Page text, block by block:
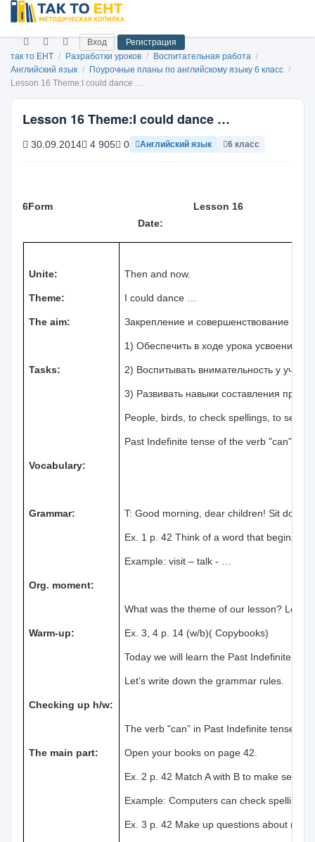
Вход
Регистрация
так то ЕНТ / Разработки уроков / Воспитательная работа /
Английский язык / Поурочные планы по английскому языку 6 класс /
Lesson 16 Theme:I could dance …
Lesson 16 Theme:I could dance …
30.09.2014 4 905 0 Английский язык 6 класс
6Form Lesson 16
Date:
Unite:
Theme:
The aim:
Tasks:
Vocabulary:
Grammar:
Org. moment:
Warm-up:
Checking up h/w:
The main part:
Then and now.
I could dance …
Закрепление и совершенствование
1) Обеспечить в ходе урока усвоение
2) Воспитывать внимательность у
3) Развивать навыки составления
People, birds, to check spellings, to see
Past Indefinite tense of the verb "can”.
T: Good morning, dear children! Sit
Ex. 1 p. 42 Think of a word that begins
Example: visit – talk - …
What was the theme of our lesson? Let’s
Ex. 3, 4 p. 14 (w/b)( Copybooks)
Today we will learn the Past Indefinite
Let’s write down the grammar rules.
The verb "can” in Past Indefinite tense
Open your books on page 42.
Ex. 2 p. 42 Match A with B to make
Example: Computers can check spellings.
Ex. 3 p. 42 Make up questions about